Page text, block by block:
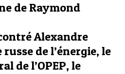
de Raymond
Alexandre
de l’énergie, le
de l’OPEP, le